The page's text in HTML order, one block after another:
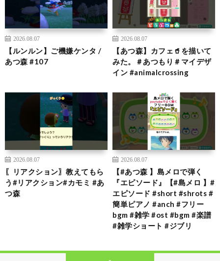
2026.08.07
【ルンルン】ご機嫌ケンタ /
あつ森 #107
2026.08.07
【あつ森】カフェ🥤を描いて
みた。＃あつもり＃マイデザ
イン #animalcrossing
2026.08.07
〖リアクション〗教えてもら
う#リアクション#カモミ #あ
つ森
2026.08.07
【#あつ森 】島メロで弾く
『エピソード』【#島メロ 】#
エピソード #short #shrots #
簡単ピアノ #anch #フリー
bgm #雑学 #ost #bgm #楽譜
#雑学ショート #ジブリ